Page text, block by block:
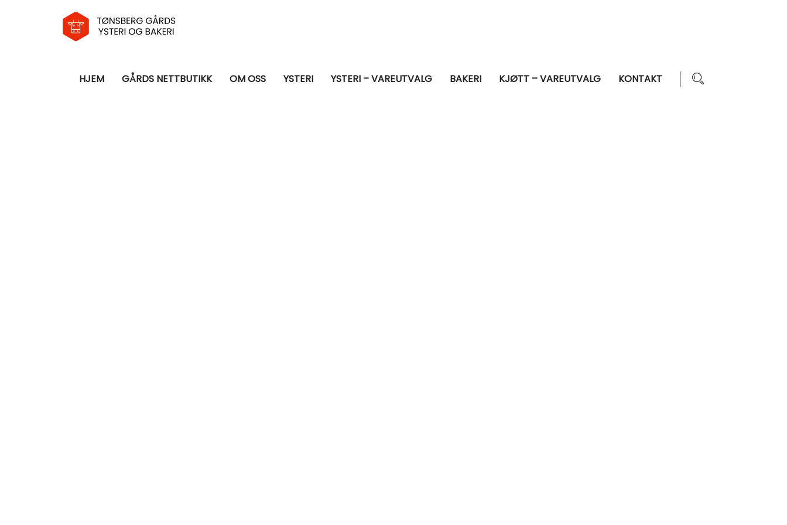
HJEM GÅRDS NETTBUTIKK OM OSS YSTERI YSTERI – VAREUTVALG BAKERI KJØTT – VAREUTVALG KONTAKT